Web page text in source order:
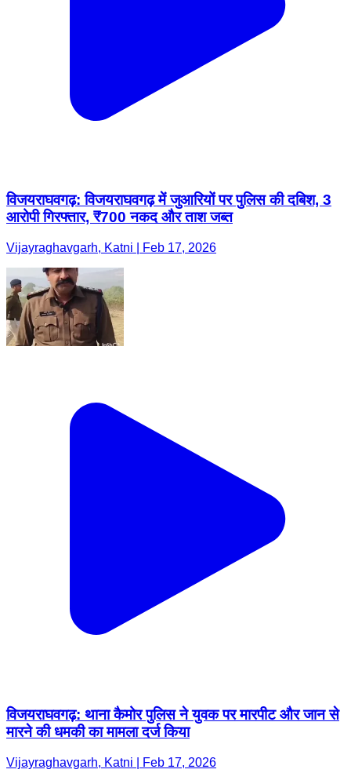
विजयराघवगढ़: विजयराघवगढ़ में जुआरियों पर पुलिस की दबिश, 3
आरोपी गिरफ्तार, ₹700 नकद और ताश जब्त
Vijayraghavgarh, Katni | Feb 17, 2026
विजयराघवगढ़: थाना कैमोर पुलिस ने युवक पर मारपीट और जान से
मारने की धमकी का मामला दर्ज किया
Vijayraghavgarh, Katni | Feb 17, 2026